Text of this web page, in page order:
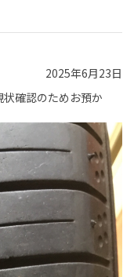
2025年6月23日
確認のためお預か